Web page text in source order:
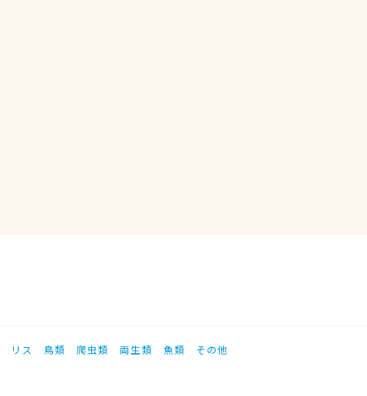
リス 鳥類 爬虫類 両生類 魚類 その他